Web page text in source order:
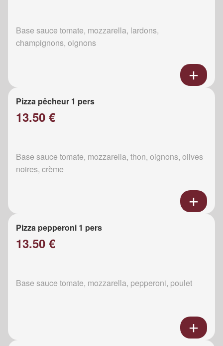
Base sauce tomate, mozzarella, lardons,
champignons, oignons
Pizza pêcheur 1 pers
13.50 €
Base sauce tomate, mozzarella, thon, oignons, olives
noires, crème
Pizza pepperoni 1 pers
13.50 €
Base sauce tomate, mozzarella, pepperoni, poulet